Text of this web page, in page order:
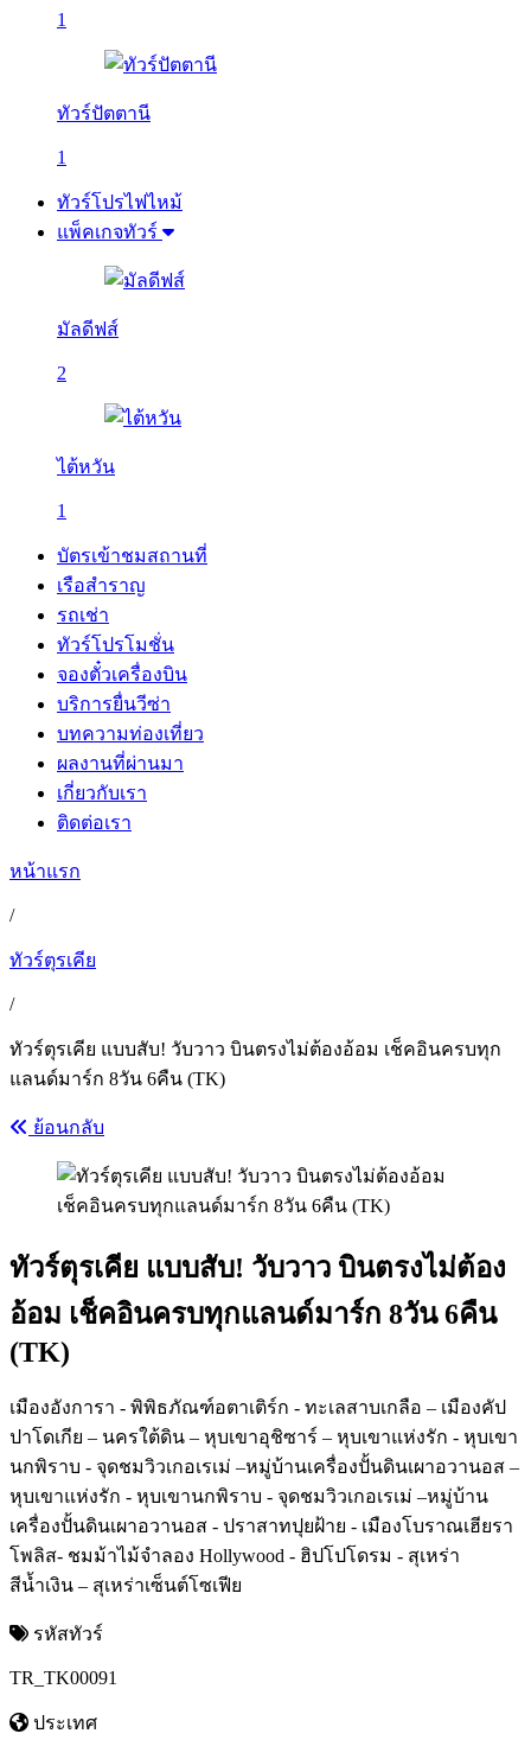
1
ทัวร์ปัตตานี
1
ทัวร์โปรไฟไหม้
แพ็คเกจทัวร์
มัลดีฟส์
2
ไต้หวัน
1
บัตรเข้าชมสถานที่
เรือสำราญ
รถเช่า
ทัวร์โปรโมชั่น
จองตั๋วเครื่องบิน
บริการยื่นวีซ่า
บทความท่องเที่ยว
ผลงานที่ผ่านมา
เกี่ยวกับเรา
ติดต่อเรา
หน้าแรก
/
ทัวร์ตุรเคีย
/
ทัวร์ตุรเคีย แบบสับ! วับวาว บินตรงไม่ต้องอ้อม เช็คอินครบทุก
แลนด์มาร์ก 8วัน 6คืน (TK)
ย้อนกลับ
ทัวร์ตุรเคีย แบบสับ! วับวาว บินตรงไม่ต้อง
อ้อม เช็คอินครบทุกแลนด์มาร์ก 8วัน 6คืน
(TK)
เมืองอังการา - พิพิธภัณฑ์อตาเติร์ก - ทะเลสาบเกลือ – เมืองคัป
ปาโดเกีย – นครใต้ดิน – หุบเขาอุชิซาร์ – หุบเขาแห่งรัก - หุบเขา
นกพิราบ - จุดชมวิวเกอเรเม่ –หมู่บ้านเครื่องปั้นดินเผาอวานอส –
หุบเขาแห่งรัก - หุบเขานกพิราบ - จุดชมวิวเกอเรเม่ –หมู่บ้าน
เครื่องปั้นดินเผาอวานอส - ปราสาทปุยฝ้าย - เมืองโบราณเฮียรา
โพลิส- ชมม้าไม้จำลอง Hollywood - ฮิปโปโดรม - สุเหร่า
สีน้ำเงิน – สุเหร่าเซ็นต์โซเฟีย
รหัสทัวร์
TR_TK00091
ประเทศ